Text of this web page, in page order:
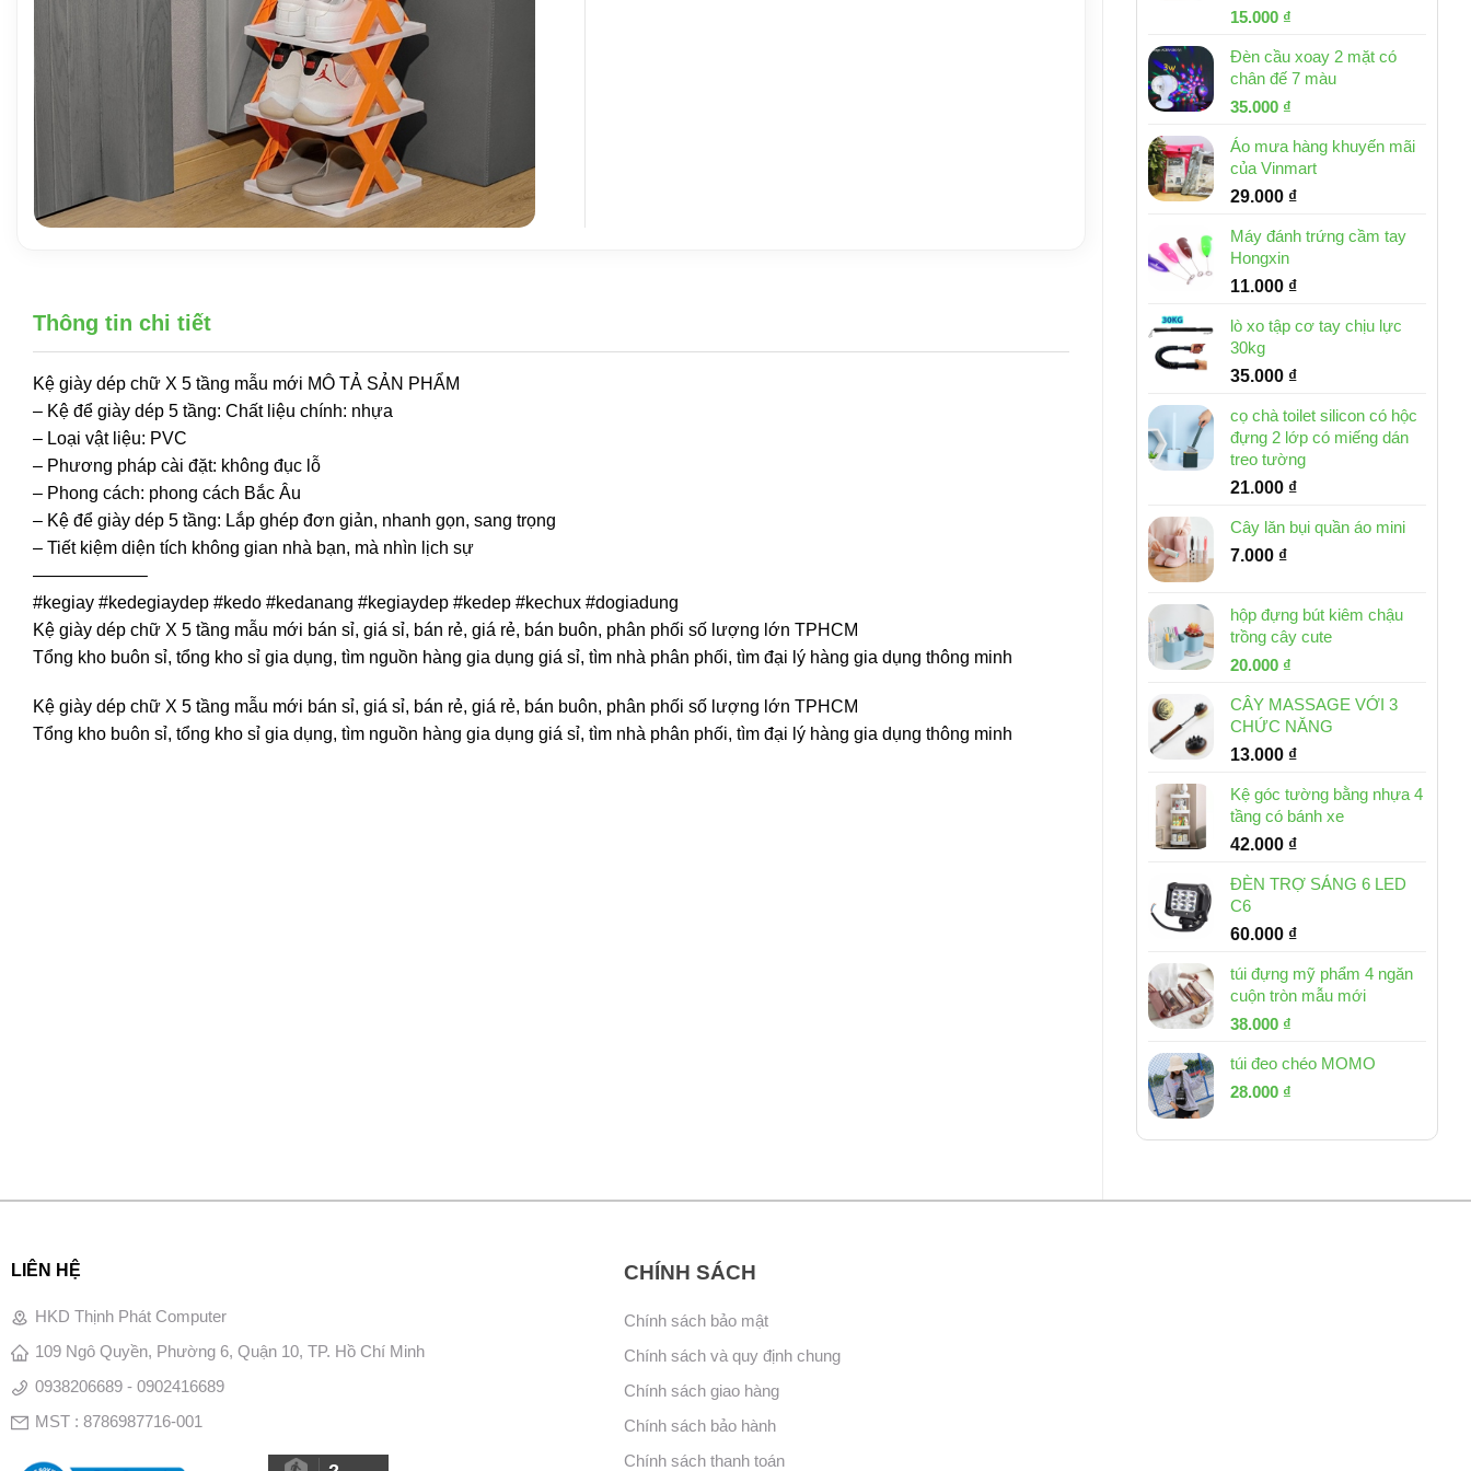
Giá
là:
32.000 ₫.
15.000 ₫
tại
là:
Đèn cầu xoay 2 mặt có
chân đế 7 màu
Giá
là:
46.000 ₫.
35.000 ₫
tại
là:
35.000 ₫.
Áo mưa hàng khuyến mãi
của Vinmart
29.000 ₫
Máy đánh trứng cầm tay
Hongxin
11.000 ₫
lò xo tập cơ tay chịu lực
30kg
35.000 ₫
cọ chà toilet silicon có hộc
đựng 2 lớp có miếng dán
treo tường
21.000 ₫
Cây lăn bụi quần áo mini
7.000 ₫
hộp đựng bút kiêm chậu
trồng cây cute
Giá
là:
30.000 ₫.
20.000 ₫
tại
là:
20.000 ₫.
CÂY MASSAGE VỚI 3
CHỨC NĂNG
13.000 ₫
Kệ góc tường bằng nhựa 4
tầng có bánh xe
42.000 ₫
ĐÈN TRỢ SÁNG 6 LED
C6
60.000 ₫
túi đựng mỹ phẩm 4 ngăn
cuộn tròn mẫu mới
Giá
là:
53.000 ₫.
38.000 ₫
tại
túi đeo chéo MOMO
Giá
là:
28.000 ₫
tại
Thông tin chi tiết
Kệ giày dép chữ X 5 tầng mẫu mới MÔ TẢ SẢN PHẨM
– Kệ để giày dép 5 tầng: Chất liệu chính: nhựa
– Loại vật liệu: PVC
– Phương pháp cài đặt: không đục lỗ
– Phong cách: phong cách Bắc Âu
– Kệ để giày dép 5 tầng: Lắp ghép đơn giản, nhanh gọn, sang trọng
– Tiết kiệm diện tích không gian nhà bạn, mà nhìn lịch sự
——————–
#kegiay #kedegiaydep #kedo #kedanang #kegiaydep #kedep #kechux #dogiadung
Kệ giày dép chữ X 5 tầng mẫu mới bán sỉ, giá sỉ, bán rẻ, giá rẻ, bán buôn, phân phối số lượng lớn TPHCM
Tổng kho buôn sỉ, tổng kho sỉ gia dụng, tìm nguồn hàng gia dụng giá sỉ, tìm nhà phân phối, tìm đại lý hàng gia dụng thông minh
Kệ giày dép chữ X 5 tầng mẫu mới bán sỉ, giá sỉ, bán rẻ, giá rẻ, bán buôn, phân phối số lượng lớn TPHCM
Tổng kho buôn sỉ, tổng kho sỉ gia dụng, tìm nguồn hàng gia dụng giá sỉ, tìm nhà phân phối, tìm đại lý hàng gia dụng thông minh
LIÊN HỆ
HKD Thịnh Phát Computer
109 Ngô Quyền, Phường 6, Quận 10, TP. Hồ Chí Minh
0938206689 - 0902416689
MST : 8786987716-001
CHÍNH SÁCH
Chính sách bảo mật
Chính sách và quy định chung
Chính sách giao hàng
Chính sách bảo hành
Chính sách thanh toán